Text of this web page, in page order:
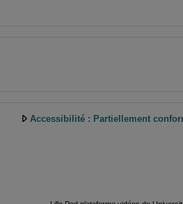
Accessibilité : Partiellement